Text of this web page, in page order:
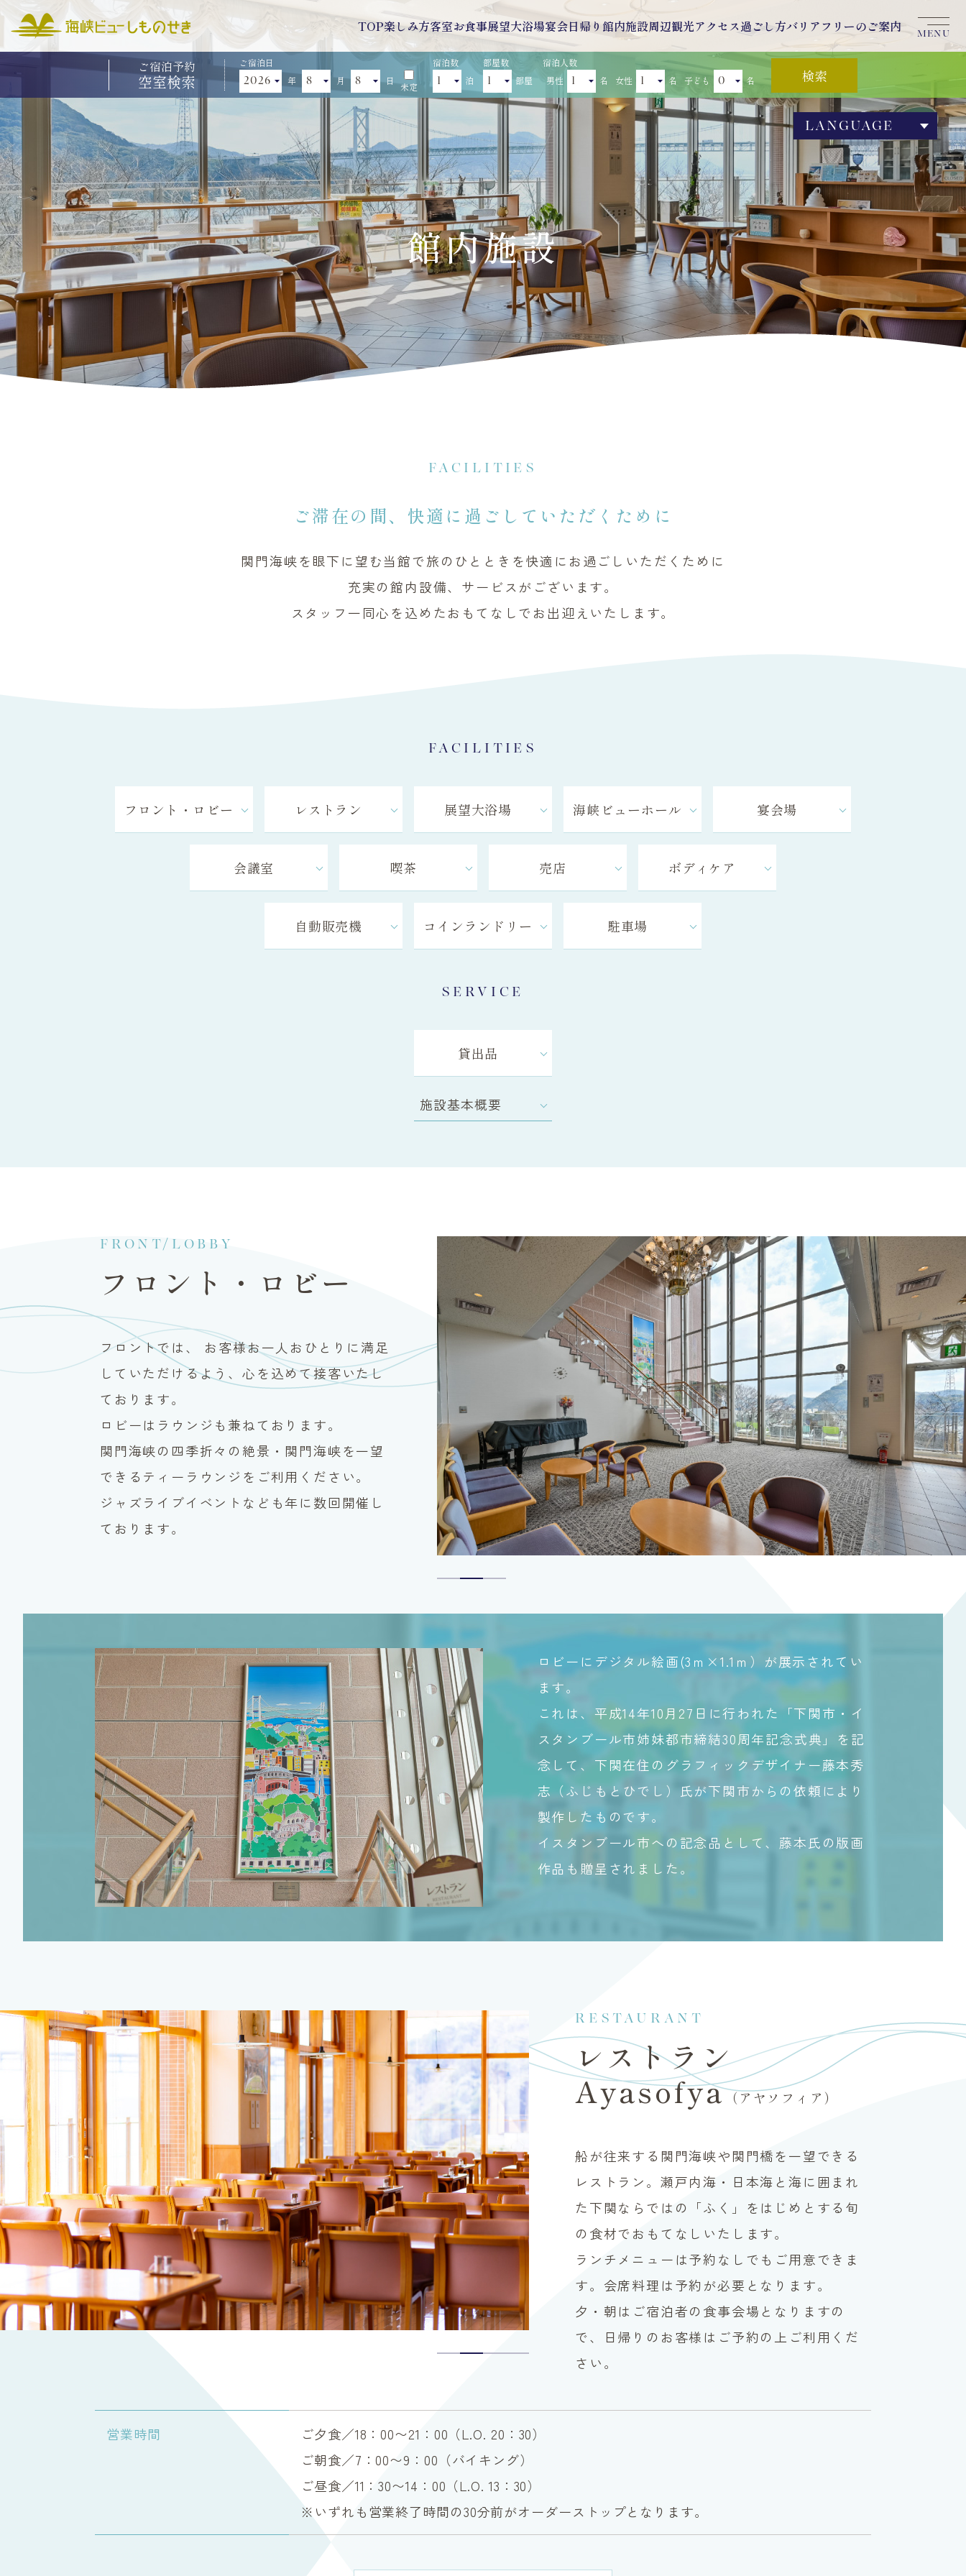
TOP楽しみ方客室お食事展望大浴場宴会日帰り 館内施設周辺観光アクセス過ごし方バリアフリーのご案内 MENU
LANGUAGE
館内施設
FACILITIES
ご滞在の間、快適に 過ごしていただくために
関門海峡を眼下に望む当館で旅のひとときを快適にお過ごしいただくために
充実の館内設備、サービスがございます。
スタッフ一同心を込めたおもてなしでお出迎えいたします。
FACILITIES
フロント・ ロビー レストラン 展望大浴場 海峡 ビューホール 宴会場
会議室 喫茶 売店 ボディケア
自動販売機 コイン ランドリー 駐車場
SERVICE
貸出品
施設基本概要
FRONT/LOBBY
フロント・ロビー
フロントでは、 お客様お一人おひとりに満足
していただけるよう、心を込めて接客いたし
ております。
ロビーはラウンジも兼ねております。
関門海峡の四季折々の絶景・関門海峡を一望
できるティーラウンジをご利用ください。
ジャズライブイベントなども年に数回開催し
ております。
ロビーにデジタル絵画(3ｍ×1.1ｍ）が展示されてい
ます。
これは、平成14年10月27日に行われた「下関市・イ
スタンブール市姉妹都市締結30周年記念式典」を記
念して、下関在住のグラフィックデザイナー藤本秀
志（ふじもとひでし）氏が下関市からの依頼により
製作したものです。
イスタンブール市への記念品として、藤本氏の版画
作品も贈呈されました。
RESTAURANT
レストラン
Ayasofya （アヤソフィア）
船が往来する関門海峡や関門橋を一望できる
レストラン。瀬戸内海・日本海と海に囲まれ
た下関ならではの「ふく」をはじめとする旬
の食材でおもてなしいたします。
ランチメニューは予約なしでもご用意できま
す。会席料理は予約が必要となります。
夕・朝はご宿泊者の食事会場となりますの
で、日帰りのお客様はご予約の上ご利用くだ
さい。
営業時間
ご夕食／18：00〜21：00（L.O. 20：30）
ご朝食／7：00〜9：00（バイキング）
ご昼食／11：30〜14：00（L.O. 13：30）
※いずれも営業終了時間の30分前がオーダーストップとなります。
ご宿泊予約
空室検索
ご宿泊日
年
月 日
未定
宿泊数
泊
部屋数
部屋
宿泊人数
男性
名 女性 名 子ども 名